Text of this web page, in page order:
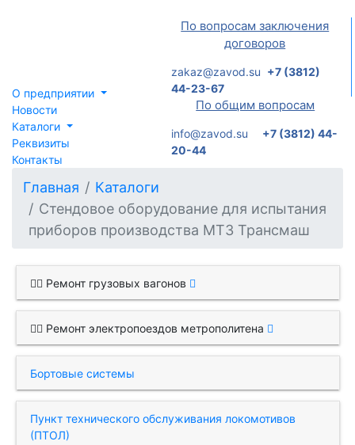
По вопросам заключения
договоров
zakaz@zavod.su +7 (3812)
44-23-67
По общим вопросам
info@zavod.su
+7 (3812) 44-
20-44
О предприятии
Новости
Каталоги
Реквизиты
Контакты
Главная
Каталоги
Стендовое оборудование для испытания
приборов производства МТЗ Трансмаш
Ремонт грузовых вагонов
Ремонт электропоездов метрополитена
Бортовые системы
Пункт технического обслуживания локомотивов
(ПТОЛ)